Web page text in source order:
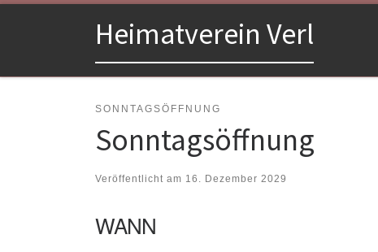
Zum Inhalt springenHeimatverein Verl
SONNTAGSÖFFNUNG
Sonntagsöffnung
Veröffentlicht am 16. Dezember 2029
WANN